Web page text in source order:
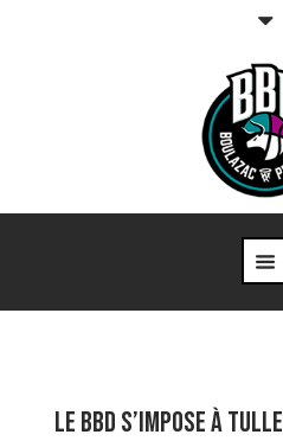
LE BBD S’IMPOSE À TULLE